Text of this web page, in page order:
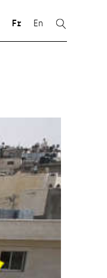
Fr En